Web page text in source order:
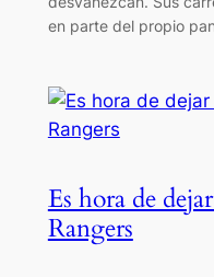
en parte del propio
Es hora de
Rangers